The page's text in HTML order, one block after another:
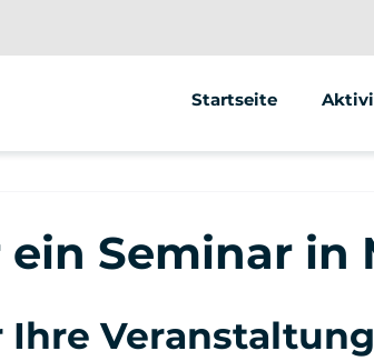
Startseite
Seminar in